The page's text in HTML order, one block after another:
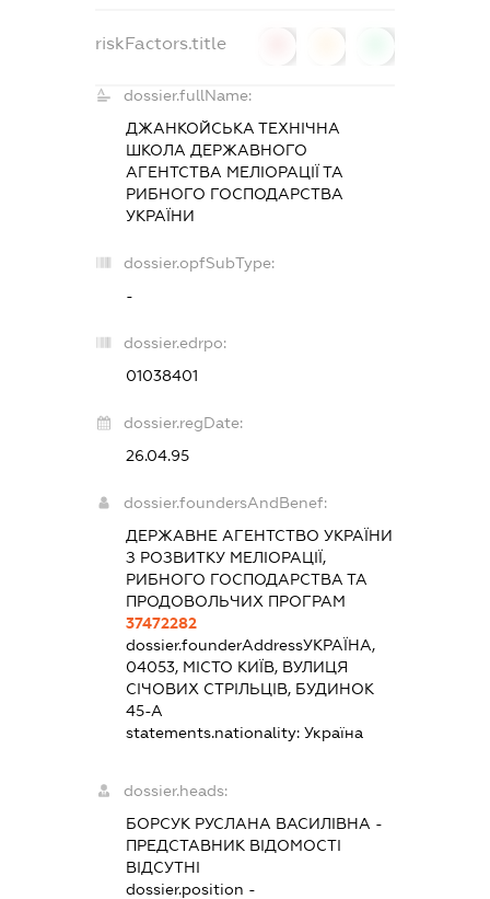
riskFactors.title
dossier.fullName:
ДЖАНКОЙСЬКА ТЕХНІЧНА
ШКОЛА ДЕРЖАВНОГО
АГЕНТСТВА МЕЛІОРАЦІЇ ТА
РИБНОГО ГОСПОДАРСТВА
УКРАЇНИ
dossier.opfSubType:
-
dossier.edrpo:
01038401
dossier.regDate:
26.04.95
dossier.foundersAndBenef:
ДЕРЖАВНЕ АГЕНТСТВО УКРАЇНИ
З РОЗВИТКУ МЕЛІОРАЦІЇ,
РИБНОГО ГОСПОДАРСТВА ТА
ПРОДОВОЛЬЧИХ ПРОГРАМ
37472282
dossier.founderAddressУКРАЇНА,
04053, МІСТО КИЇВ, ВУЛИЦЯ
СІЧОВИХ СТРІЛЬЦІВ, БУДИНОК
45-А
statements.nationality:Україна
dossier.heads:
БОРСУК РУСЛАНА ВАСИЛІВНА -
ПРЕДСТАВНИК ВІДОМОСТІ
ВІДСУТНІ
dossier.position -